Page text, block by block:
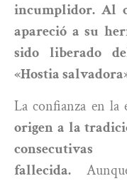
incumplidor. Al
apareció a su
sido liberado
«Hostia
La confianza en la
origen a la
fallecida.